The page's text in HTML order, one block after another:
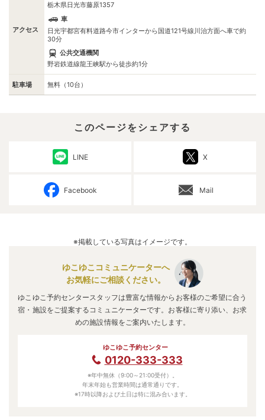
アクセス
栃木県日光市藤原1357
車
日光宇都宮有料道路今市インターから国道121号線川治方面へ車で約
30分
公共交通機関
野岩鉄道線龍王峡駅から徒歩約1分
駐車場 無料（10台）
このページをシェアする
LINE X
Facebook Mail
※掲載している写真はイメージです。
ゆこゆこコミュニケーターへ
お気軽にご相談ください。
ゆこゆこ予約センタースタッフは豊富な情報からお客様のご希望に合う
宿・施設をご提案するコミュニケーターです。お客様に寄り添い、お求
めの施設情報をご案内いたします。
ゆこゆこ予約センター
0120-333-333
※年中無休（9:00～21:00受付）。
年末年始も営業時間は通常通りです。
※17時以降および土日は特に混み合います。